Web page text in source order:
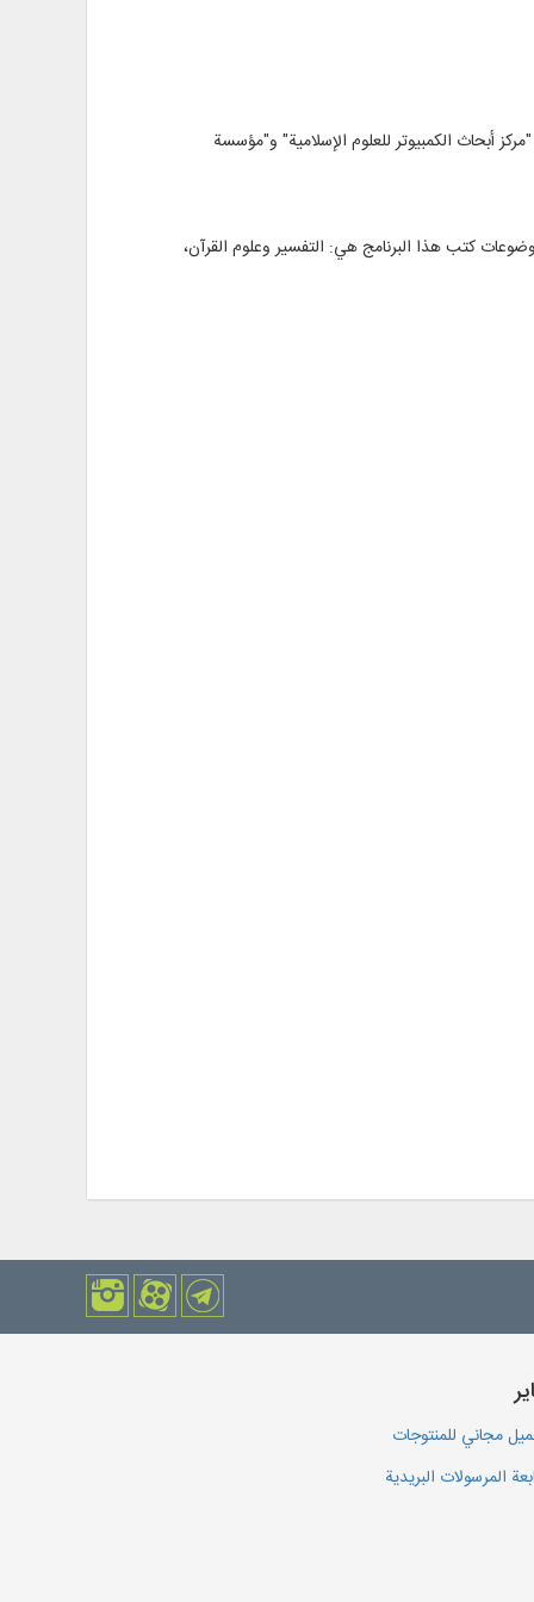
أبحاث الكمبيوتر للعلوم الإسلامية" و"مؤسسة
كتب هذا البرنامج هي: التفسير وعلوم القرآن،
مجاني للمنتوجات
المرسولات البريدية